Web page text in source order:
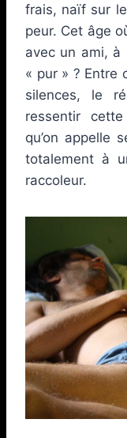
frais, naïf sur
peur. Cet âge
avec un ami, à
« pur » ? Entre
silences, le
ressentir
qu’on appelle
totalement à
raccoleur.